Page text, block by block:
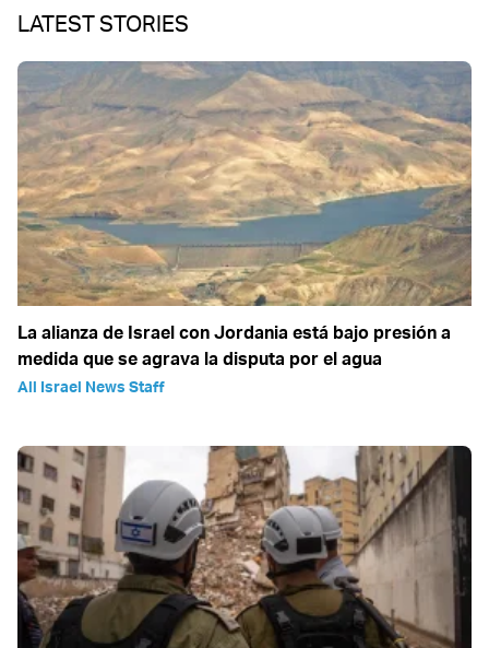
LATEST STORIES
La alianza de Israel con Jordania está bajo presión a
medida que se agrava la disputa por el agua
All Israel News Staff